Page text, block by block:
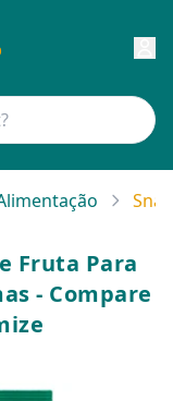
Fruta Para
- Compare